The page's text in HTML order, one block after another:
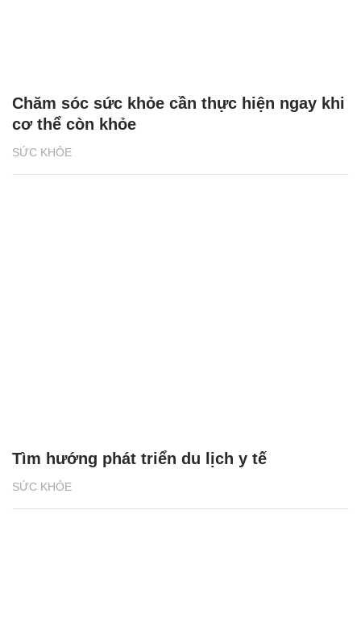
SỨC KHỎE
Chăm sóc sức khỏe cần thực hiện ngay khi
cơ thể còn khỏe
SỨC KHỎE
Tìm hướng phát triển du lịch y tế